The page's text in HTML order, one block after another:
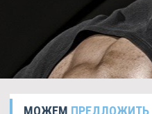
МОЖЕМ ПРЕДЛОЖИТЬ